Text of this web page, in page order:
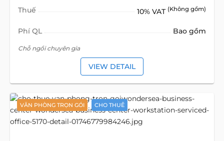
Thuế 10% VAT (Không gồm)
Phí QL Bao gồm
Chỗ ngồi chuyên gia
VIEW DETAIL
VĂN PHÒNG TRỌN GÓI CHO THUÊ